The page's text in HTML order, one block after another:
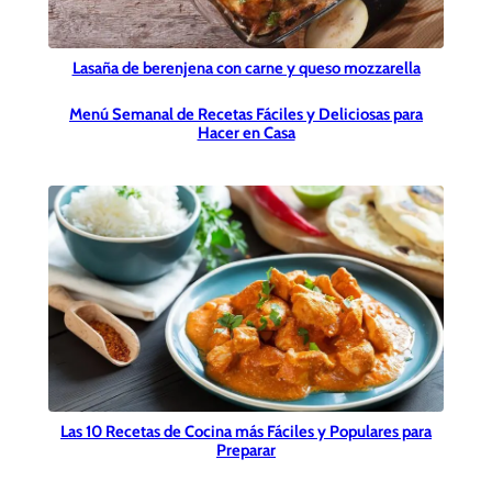
Lasaña de berenjena con carne y queso mozzarella
Menú Semanal de Recetas Fáciles y Deliciosas para
Hacer en Casa
Las 10 Recetas de Cocina más Fáciles y Populares para
Preparar